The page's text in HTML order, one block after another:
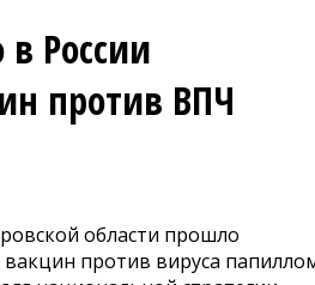
России
против ВПЧ
области прошло
против вируса